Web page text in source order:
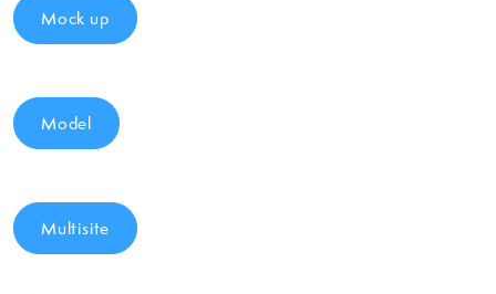
Mock up
Model
Multisite